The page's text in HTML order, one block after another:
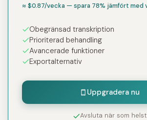
≈ $0.87/vecka — spara 78% jämfört med
Obegränsad transkription
Prioriterad behandling
Avancerade funktioner
Exportalternativ
Uppgradera nu
Avsluta när som helst